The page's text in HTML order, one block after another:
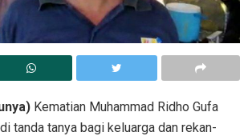
Kematian Muhammad Ridho Gufa
tanda tanya bagi keluarga dan rekan-